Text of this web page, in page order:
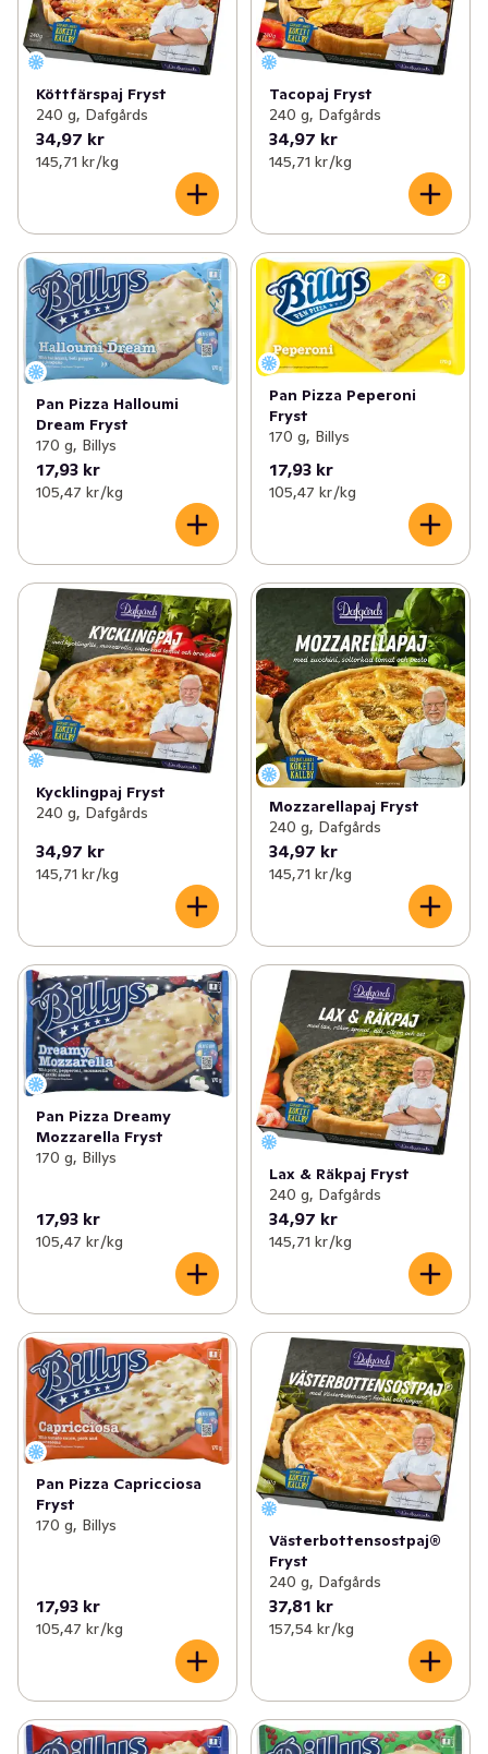
Köttfärspaj Fryst
240 g, Dafgårds
34,97 kr
145,71 kr /kg
Tacopaj Fryst
240 g, Dafgårds
34,97 kr
145,71 kr /kg
Pan Pizza Halloumi
Dream Fryst
170 g, Billys
17,93 kr
105,47 kr /kg
Pan Pizza Peperoni
Fryst
170 g, Billys
17,93 kr
105,47 kr /kg
Kycklingpaj Fryst
240 g, Dafgårds
34,97 kr
145,71 kr /kg
Mozzarellapaj Fryst
240 g, Dafgårds
34,97 kr
145,71 kr /kg
Pan Pizza Dreamy
Mozzarella Fryst
170 g, Billys
17,93 kr
105,47 kr /kg
Lax & Räkpaj Fryst
240 g, Dafgårds
34,97 kr
145,71 kr /kg
Pan Pizza Capricciosa
Fryst
170 g, Billys
17,93 kr
105,47 kr /kg
Västerbottensostpaj®
Fryst
240 g, Dafgårds
37,81 kr
157,54 kr /kg